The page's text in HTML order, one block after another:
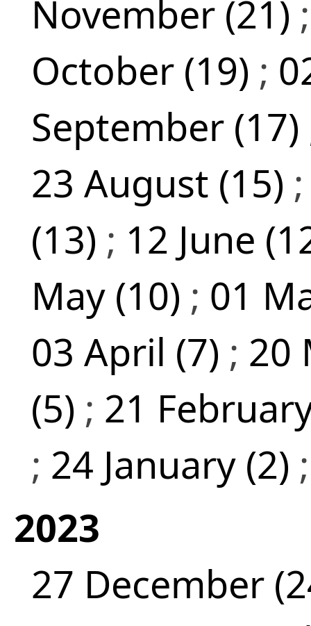
November (21)
October (19) ;
September (17)
23 August (15)
(13) ; 12 June
May (10) ; 01
03 April (7) ; 20
(5) ; 21
; 24 January (2)
2023
27 December